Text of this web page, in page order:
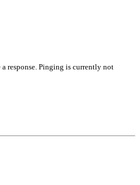
response. Pinging is currently not